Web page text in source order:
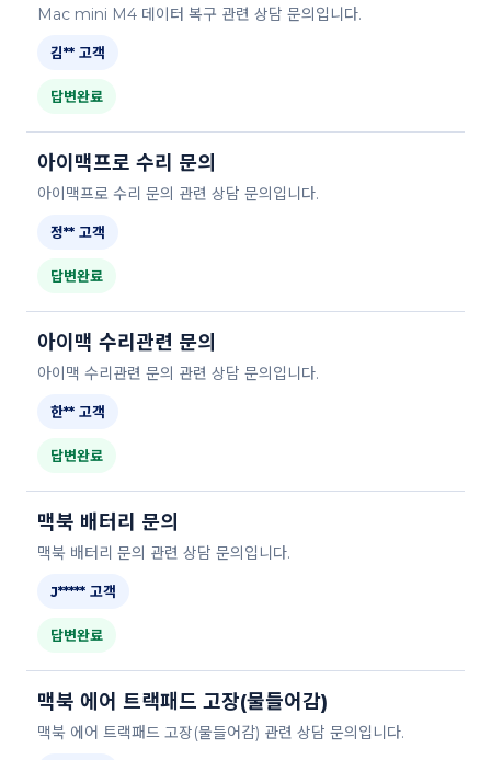
Mac mini M4 데이터 복구 관련 상담 문의입니다.
김** 고객
답변완료
아이맥프로 수리 문의
아이맥프로 수리 문의 관련 상담 문의입니다.
정** 고객
답변완료
아이맥 수리관련 문의
아이맥 수리관련 문의 관련 상담 문의입니다.
한** 고객
답변완료
맥북 배터리 문의
맥북 배터리 문의 관련 상담 문의입니다.
J***** 고객
답변완료
맥북 에어 트랙패드 고장(물들어감)
맥북 에어 트랙패드 고장(물들어감) 관련 상담 문의입니다.